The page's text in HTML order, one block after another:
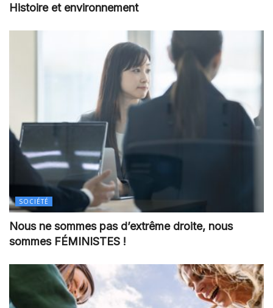
Histoire et environnement
SOCIÉTÉ
Nous ne sommes pas d’extrême droite, nous
sommes FÉMINISTES !